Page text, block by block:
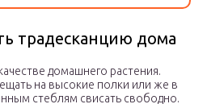
традесканцию дома
домашнего растения.
на высокие полки или же в
стеблям свисать свободно.